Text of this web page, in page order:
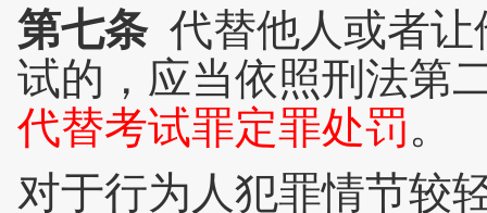
第七条 代替他人或者
试的，应当依照刑法第
代替考试罪定罪处罚。
对于行为人犯罪情节较